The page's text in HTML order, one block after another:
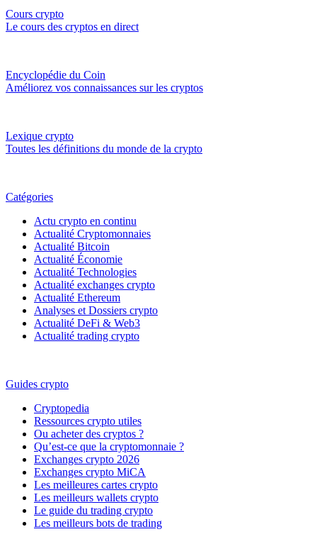
Cours crypto
Le cours des cryptos en direct
Encyclopédie du Coin
Améliorez vos connaissances sur les cryptos
Lexique crypto
Toutes les définitions du monde de la crypto
Catégories
Actu crypto en continu
Actualité Cryptomonnaies
Actualité Bitcoin
Actualité Économie
Actualité Technologies
Actualité exchanges crypto
Actualité Ethereum
Analyses et Dossiers crypto
Actualité DeFi & Web3
Actualité trading crypto
Guides crypto
Cryptopedia
Ressources crypto utiles
Ou acheter des cryptos ?
Qu’est-ce que la cryptomonnaie ?
Exchanges crypto 2026
Exchanges crypto MiCA
Les meilleures cartes crypto
Les meilleurs wallets crypto
Le guide du trading crypto
Les meilleurs bots de trading